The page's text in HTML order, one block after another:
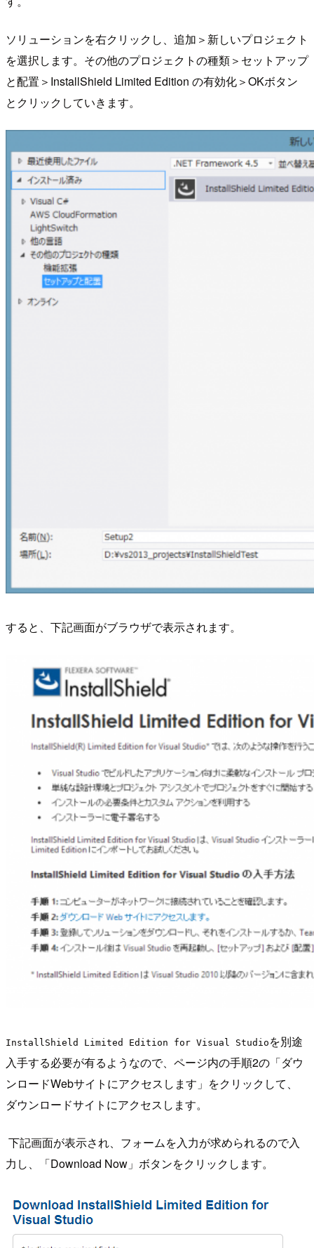
ソリューションを右クリックし、追加＞新しいプロジェクト
を選択します。その他のプロジェクトの種類＞セットアップ
と配置＞InstallShield Limited Edition の有効化＞OKボタン
とクリックしていきます。
すると、下記画面がブラウザで表示されます。
InstallShield Limited Edition for Visual Studio を別途
入手する必要が有るようなので、ページ内の手順2の「ダウ
ンロードWebサイトにアクセスします」をクリックして、
ダウンロードサイトにアクセスします。
下記画面が表示され、フォームを入力が求められるので入
力し、「Download Now」ボタンをクリックします。